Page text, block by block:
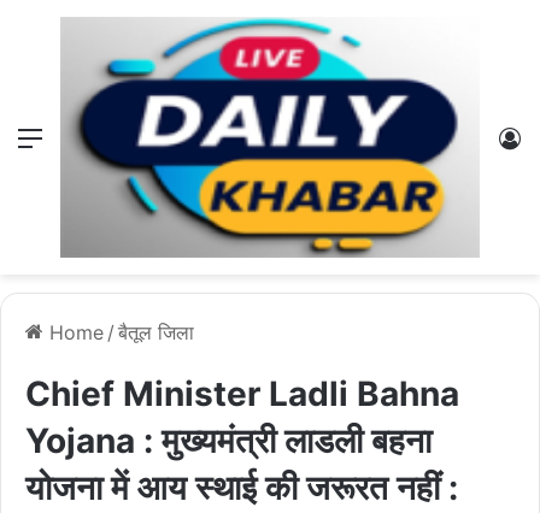
Menu
Home / बैतूल जिला
Chief Minister Ladli Bahna
Yojana : मुख्यमंत्री लाडली बहना
योजना में आय स्थाई की जरूरत नहीं :